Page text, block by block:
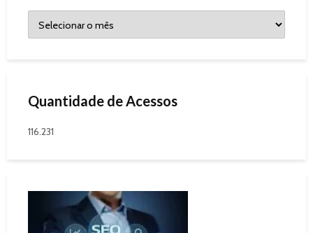
Quantidade de Acessos
116.231